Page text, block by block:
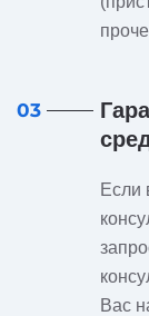
03
Если
Вас